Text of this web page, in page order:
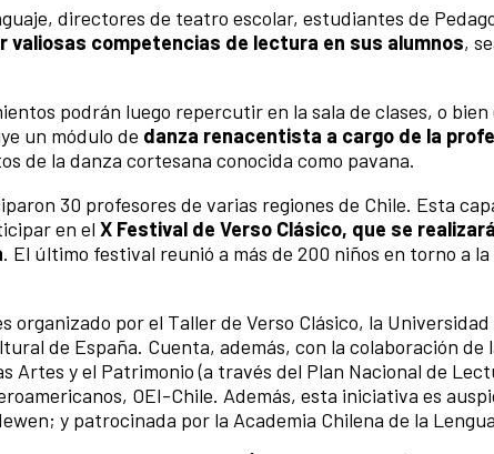
directores de teatro escolar, estudiantes de
valiosas competencias de lectura en sus alumnos,
podrán luego repercutir en la sala de clases, o
un módulo de danza renacentista a cargo de la
de la danza cortesana conocida como pavana.
30 profesores de varias regiones de Chile. Esta
en el X Festival de Verso Clásico, que se
. El último festival reunió a más de 200 niños en torno a
organizado por el Taller de Verso Clásico, la
de España. Cuenta, además, con la colaboración
Artes y el Patrimonio (a través del Plan Nacional de
OEI-Chile. Además, esta iniciativa es
y patrocinada por la Academia Chilena de la